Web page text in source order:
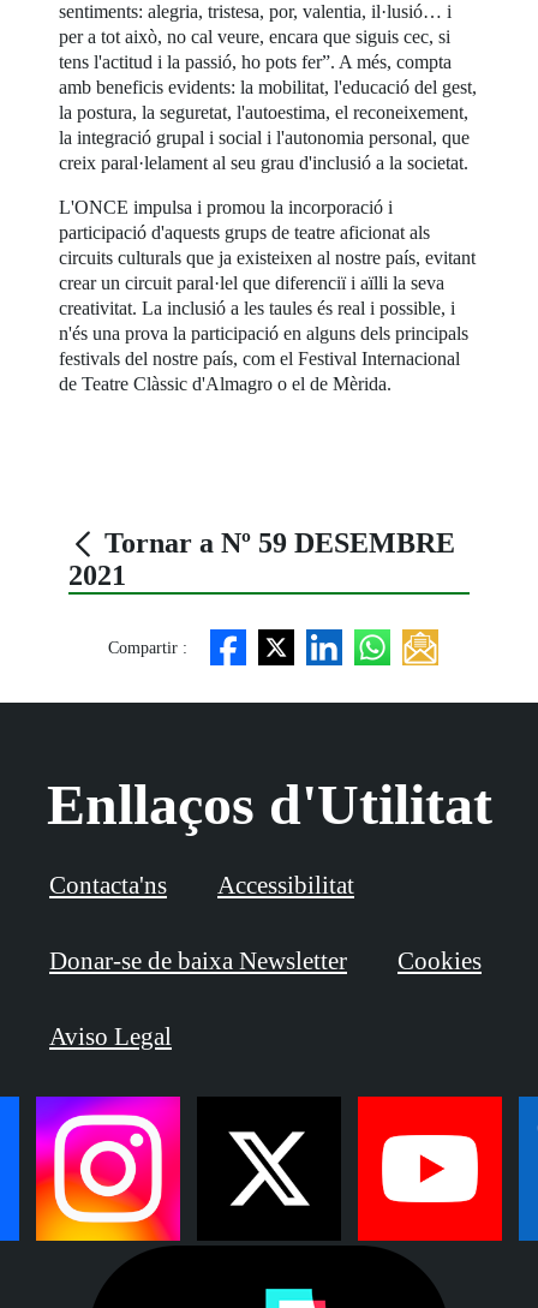
sentiments: alegria, tristesa, por, valentia, il·lusió… i
per a tot això, no cal veure, encara que siguis cec, si
tens l'actitud i la passió, ho pots fer”. A més, compta
amb beneficis evidents: la mobilitat, l'educació del gest,
la postura, la seguretat, l'autoestima, el reconeixement,
la integració grupal i social i l'autonomia personal, que
creix paral·lelament al seu grau d'inclusió a la societat.
L'ONCE impulsa i promou la incorporació i
participació d'aquests grups de teatre aficionat als
circuits culturals que ja existeixen al nostre país, evitant
crear un circuit paral·lel que diferenciï i aïlli la seva
creativitat. La inclusió a les taules és real i possible, i
n'és una prova la participació en alguns dels principals
festivals del nostre país, com el Festival Internacional
de Teatre Clàssic d'Almagro o el de Mèrida.
Tornar a Nº 59 DESEMBRE
2021
Compartir :
Enllaços d'Utilitat
Contacta'ns Accessibilitat
Donar-se de baixa Newsletter Cookies
Aviso Legal